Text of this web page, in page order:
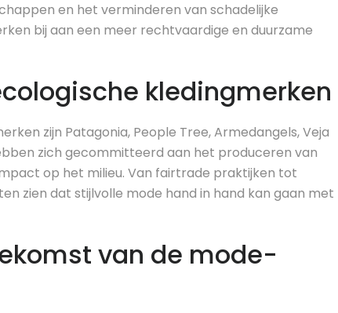
en het verminderen van schadelijke
bij aan een meer rechtvaardige en duurzame
kledingmerken
zijn Patagonia, People Tree, Armedangels, Veja
zich gecommitteerd aan het produceren van
op het milieu. Van fairtrade praktijken tot
zien dat stijlvolle mode hand in hand kan gaan met
van de mode-